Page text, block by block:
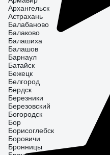
Архангельск
Астрахань
Балабаново
Балаково
Балашиха
Балашов
Барнаул
Батайск
Бежецк
Белгород
Бердск
Березники
Березовский
Богородск
Бор
Борисоглебск
Боровичи
Бронницы